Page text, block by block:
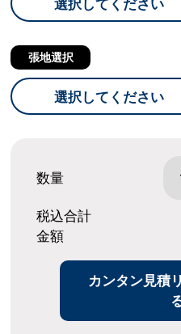
張地選択
選択してください
数量
税込合計
金額
カンタン見積